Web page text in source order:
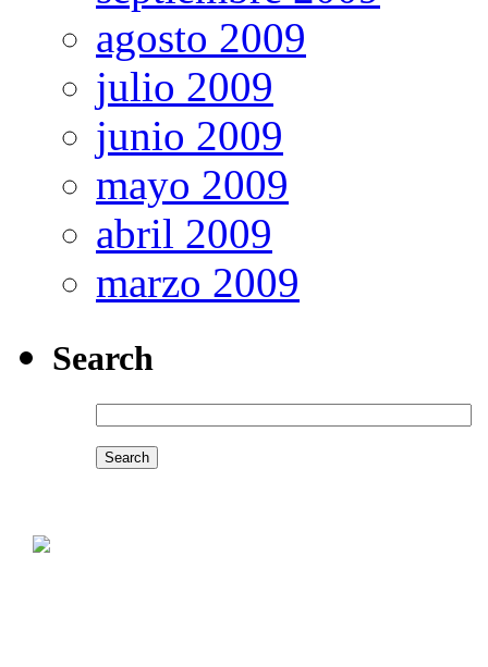
agosto 2009
julio 2009
junio 2009
mayo 2009
abril 2009
marzo 2009
Search